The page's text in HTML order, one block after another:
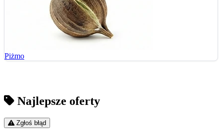
Piżmo
Najlepsze oferty
Zgłoś błąd